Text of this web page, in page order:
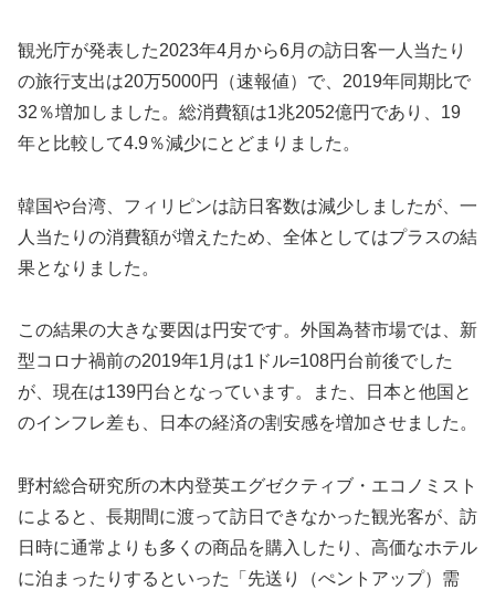
観光庁が発表した2023年4月から6月の訪日客一人当たり
の旅行支出は20万5000円（速報値）で、2019年同期比で
32％増加しました。総消費額は1兆2052億円であり、19
年と比較して4.9％減少にとどまりました。
韓国や台湾、フィリピンは訪日客数は減少しましたが、一
人当たりの消費額が増えたため、全体としてはプラスの結
果となりました。
この結果の大きな要因は円安です。外国為替市場では、新
型コロナ禍前の2019年1月は1ドル=108円台前後でした
が、現在は139円台となっています。また、日本と他国と
のインフレ差も、日本の経済の割安感を増加させました。
野村総合研究所の木内登英エグゼクティブ・エコノミスト
によると、長期間に渡って訪日できなかった観光客が、訪
日時に通常よりも多くの商品を購入したり、高価なホテル
に泊まったりするといった「先送り（ぺントアップ）需